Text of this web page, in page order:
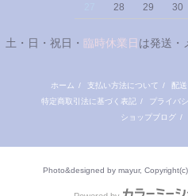
28 29 30
土・日・祝日・ 臨時休業日は発送・
ホーム / 支払い方法について / 配
特定商取引法に基づく表記 / プライバ
ショップブログ /
Photo&designed by mayur,